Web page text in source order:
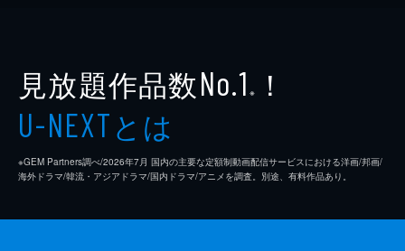
見放題作品数No.1 ※ ！
U-NEXTとは
※GEM Partners調べ/2026年7⽉ 国内の主要な定額制動画配信サービスにおける洋画/邦画/
海外ドラマ/韓流・アジアドラマ/国内ドラマ/アニメを調査。別途、有料作品あり。